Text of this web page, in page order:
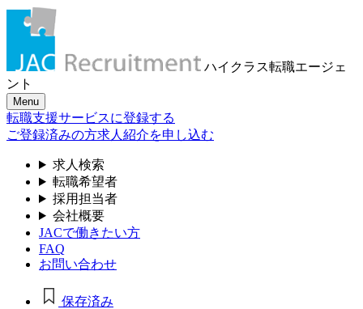
ハイクラス転職エージェ
ント
Menu
転職支援サービスに登録する
ご登録済みの方求人紹介を申し込む
求人検索
転職希望者
採用担当者
会社概要
JACで働きたい方
FAQ
お問い合わせ
保存済み